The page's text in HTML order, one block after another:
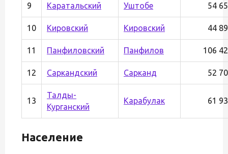
9 Каратальский Уштобе 54
10 Кировский Кировский 44
11 Панфиловский Панфилов 106
12 Саркандский Сарканд 52
13
Талды-
Курганский
Карабулак 61
Население